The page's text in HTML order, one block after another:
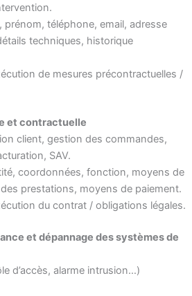
téléphone, email, adresse
techniques, historique
de mesures précontractuelles /
et contractuelle
client, gestion des commandes,
SAV.
coordonnées, fonction, moyens de
des prestations, moyens de paiement.
du contrat / obligations légales.
et dépannage des systèmes de
d’accès, alarme intrusion…)